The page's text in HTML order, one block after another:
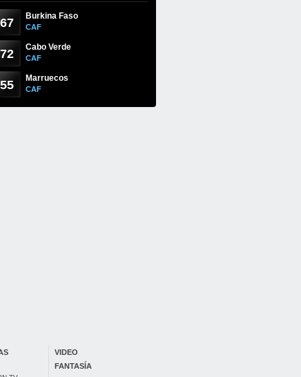
67 Burkina Faso
CAF
72 Cabo Verde
CAF
55 Marruecos
CAF
VIDEO
FANTASÍA